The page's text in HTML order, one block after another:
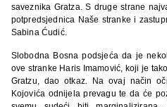
saveznika Gratza. S druge strane
potpredsjednica Naše stranke i
Sabina Ćudić.
Slobodna Bosna podsjeća da je
ove stranke Haris Imamović, koji je
Gratzu, dao otkaz. Na ovaj način
Kojovića odnijela prevagu te da će